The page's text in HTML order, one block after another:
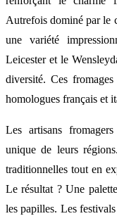
Autrefois dominé par le
une variété
Leicester et le
diversité. Ces
homologues français et
Les artisans
unique de leurs
traditionnelles tout en
Le résultat ? Une
les papilles. Les